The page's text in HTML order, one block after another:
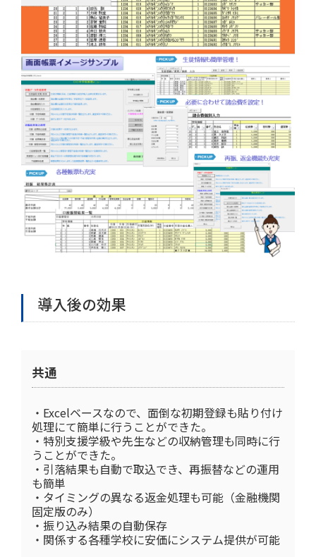
導入後の効果
共通
・Excelベースなので、面倒な初期登録も貼り付け
処理にて簡単に行うことができた。
・特別支援学級や先生などの収納管理も同時に行
うことができた。
・引落結果も自動で取込でき、再振替などの運用
も簡単
・タイミングの異なる返金処理も可能（金融機関
固定版のみ）
・振り込み結果の自動保存
・関係する各種学校に安価にシステム提供が可能